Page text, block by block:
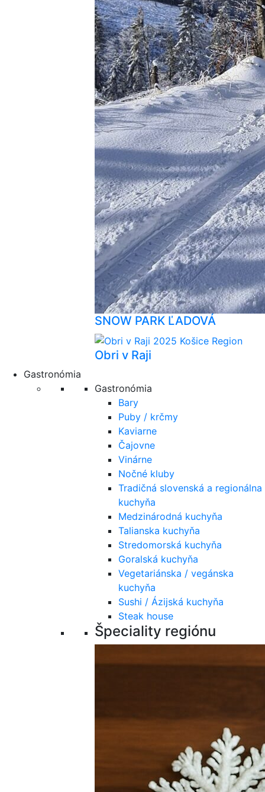
SNOW PARK ĽADOVÁ
Obri v Raji
Gastronómia
Gastronómia
Bary
Puby / krčmy
Kaviarne
Čajovne
Vinárne
Nočné kluby
Tradičná slovenská a regionálna
kuchyňa
Medzinárodná kuchyňa
Talianska kuchyňa
Stredomorská kuchyňa
Goralská kuchyňa
Vegetariánska / vegánska
kuchyňa
Sushi / Ázijská kuchyňa
Steak house
Špeciality regiónu